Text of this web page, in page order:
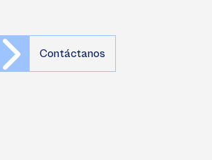
Contáctanos